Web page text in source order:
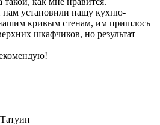
нам установили нашу кухню-
кривым стенам, им пришлось
шкафчиков, но результат